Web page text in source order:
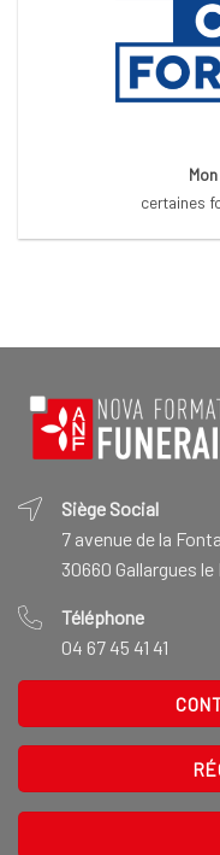
certaines
Siège Social
7 avenue de la
30660 Gallargues
Téléphone
04 67 45 41 41